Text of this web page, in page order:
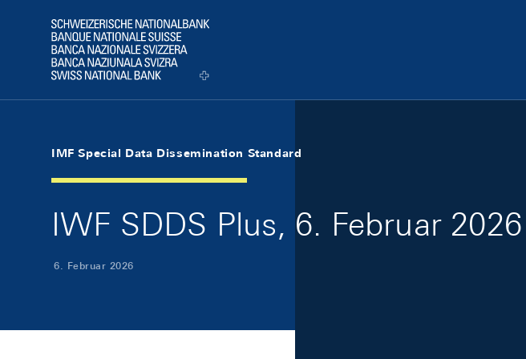
Logo
IMF Special Data Dissemination Standard
IWF SDDS Plus, 6. Februar 2026
6. Februar 2026